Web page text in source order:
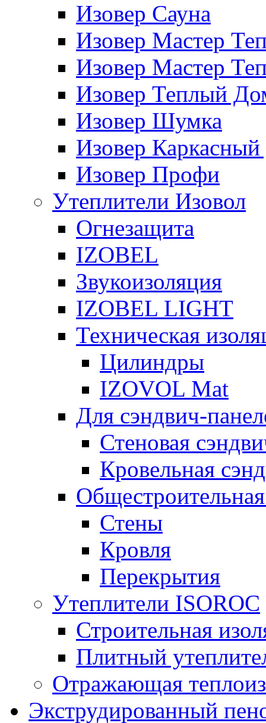
Изовер Сауна
Изовер Мастер
Изовер Мастер
Изовер Теплый
Изовер Шумка
Изовер
Изовер Профи
Утеплители Изовол
Огнезащита
IZOBEL
Звукоизоляция
IZOBEL LIGHT
Техническая
Цилиндры
IZOVOL Mat
Для сэндвич-
Стеновая
Кровельная
Стены
Кровля
Перекрытия
Утеплители ISOROC
Строительная
Плитный
Отражающая
Экструдированный